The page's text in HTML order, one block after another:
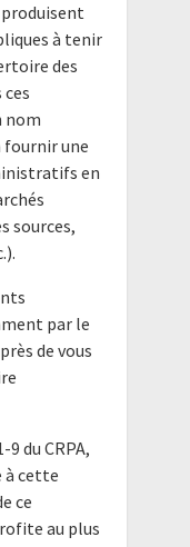
à tenir
des
nom
fournir une
en
sources,
par le
de vous
du CRPA,
à cette
ce
au plus